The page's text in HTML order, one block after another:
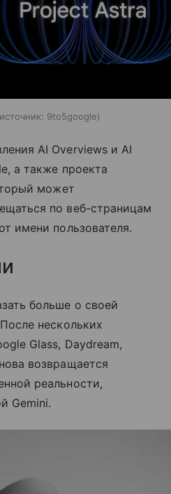
источник: 9to5google
AI Overviews и AI
а также проекта
может
по веб-страницам
имени пользователя.
больше о своей
нескольких
Glass, Daydream,
возвращается
реальности,
Gemini.